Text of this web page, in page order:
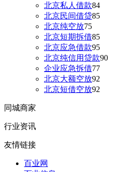
北京私人借款84
北京民间借贷85
北京纯空放75
北京短期拆借85
北京应急借款95
北京纯信用贷款90
企业应急拆借77
北京大额空放92
北京短借空放92
同城商家
行业资讯
友情链接
百业网